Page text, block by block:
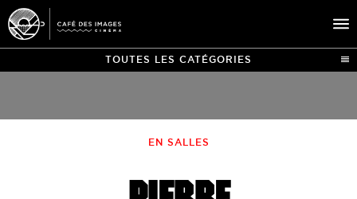
ÉVÉNEMENTS
PRATIQUE
TOUTES LES CATÉGORIES
EN SALLES